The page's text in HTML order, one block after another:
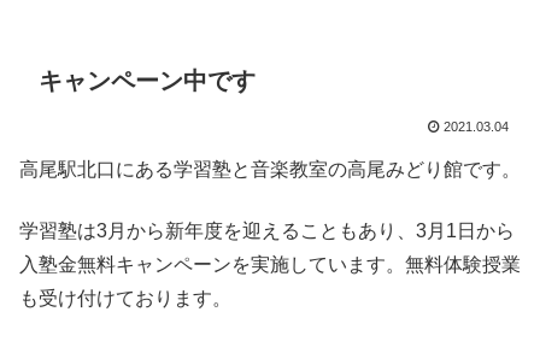
キャンペーン中です
2021.03.04
高尾駅北口にある学習塾と音楽教室の高尾みどり館です。
学習塾は3月から新年度を迎えることもあり、3月1日から
入塾金無料キャンペーンを実施しています。無料体験授業
も受け付けております。